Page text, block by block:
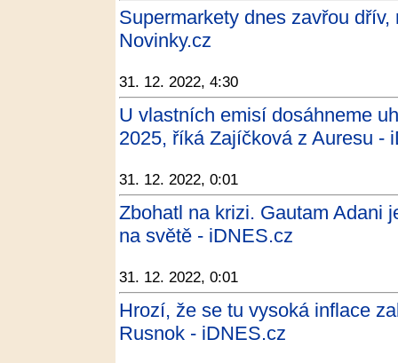
Supermarkety dnes zavřou
Novinky.cz
31. 12. 2022, 4:30
U vlastních emisí dosáhneme
2025, říká Zajíčková z Auresu -
31. 12. 2022, 0:01
Zbohatl na krizi. Gautam Adani
na světě - iDNES.cz
31. 12. 2022, 0:01
Hrozí, že se tu vysoká inflace
Rusnok - iDNES.cz